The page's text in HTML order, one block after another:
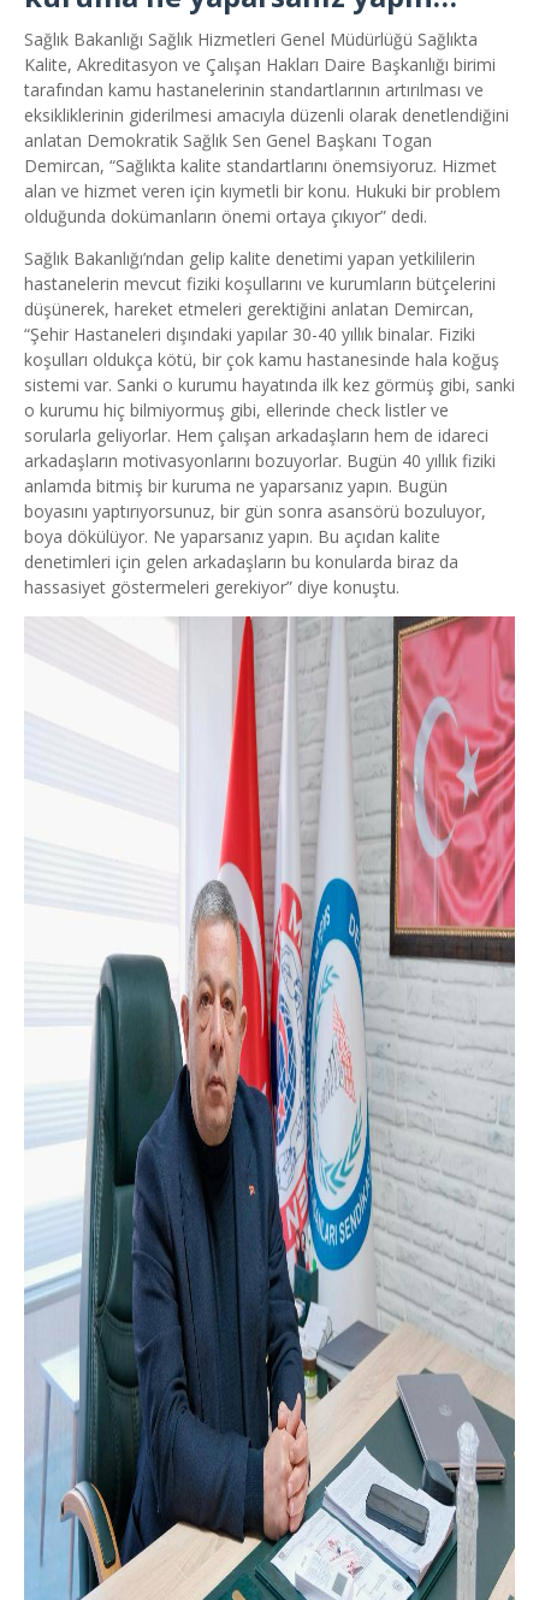
Sağlık Bakanlığı Sağlık Hizmetleri Genel Müdürlüğü Sağlıkta
Kalite, Akreditasyon ve Çalışan Hakları Daire Başkanlığı birimi
tarafından kamu hastanelerinin standartlarının artırılması ve
eksikliklerinin giderilmesi amacıyla düzenli olarak denetlendiğini
anlatan Demokratik Sağlık Sen Genel Başkanı Togan
Demircan, “Sağlıkta kalite standartlarını önemsiyoruz. Hizmet
alan ve hizmet veren için kıymetli bir konu. Hukuki bir problem
olduğunda dokümanların önemi ortaya çıkıyor” dedi.
Sağlık Bakanlığı’ndan gelip kalite denetimi yapan yetkililerin
hastanelerin mevcut fiziki koşullarını ve kurumların bütçelerini
düşünerek, hareket etmeleri gerektiğini anlatan Demircan,
“Şehir Hastaneleri dışındaki yapılar 30-40 yıllık binalar. Fiziki
koşulları oldukça kötü, bir çok kamu hastanesinde hala koğuş
sistemi var. Sanki o kurumu hayatında ilk kez görmüş gibi, sanki
o kurumu hiç bilmiyormuş gibi, ellerinde check listler ve
sorularla geliyorlar. Hem çalışan arkadaşların hem de idareci
arkadaşların motivasyonlarını bozuyorlar. Bugün 40 yıllık fiziki
anlamda bitmiş bir kuruma ne yaparsanız yapın. Bugün
boyasını yaptırıyorsunuz, bir gün sonra asansörü bozuluyor,
boya dökülüyor. Ne yaparsanız yapın. Bu açıdan kalite
denetimleri için gelen arkadaşların bu konularda biraz da
hassasiyet göstermeleri gerekiyor” diye konuştu.